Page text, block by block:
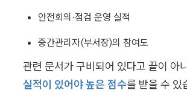
안전회의·점검 운영 실적
중간관리자(부서장)의 참여도
관련 문서가 구비되어 있다고 끝이 아
실적이 있어야 높은 점수를 받을 수 있